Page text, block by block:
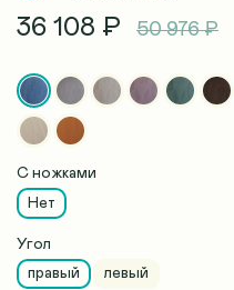
36 108 ₽ 50 976 ₽
С ножками
Нет
Угол
правый
левый